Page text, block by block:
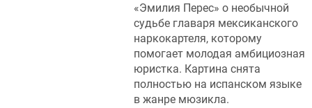
«Эмилия Перес» о необычной
судьбе главаря мексиканского
наркокартеля, которому
помогает молодая амбициозная
юристка. Картина снята
полностью на испанском языке
в жанре мюзикла.